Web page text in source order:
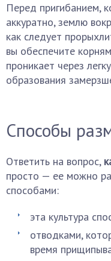
Перед пригибанием,
аккуратно, землю
как следует
вы обеспечите
проникает через
образования
Способы
Ответить на вопрос,
просто — ее можно
способами:
эта культура
отводками,
время